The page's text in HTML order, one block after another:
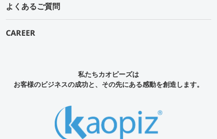
よくあるご質問
CAREER
私たちカオピーズは
お客様のビジネスの成功と、その先にある感動を創造します。